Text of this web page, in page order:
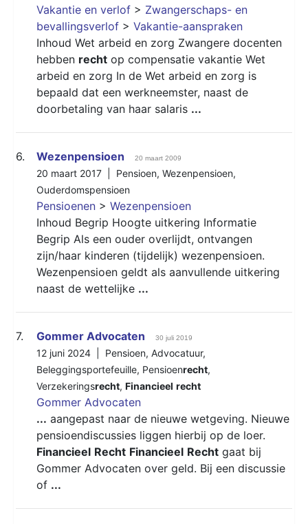
Vakantie en verlof > Zwangerschaps- en
bevallingsverlof > Vakantie-aanspraken
Inhoud Wet arbeid en zorg Zwangere docenten
hebben recht op compensatie vakantie Wet
arbeid en zorg In de Wet arbeid en zorg is
bepaald dat een werkneemster, naast de
doorbetaling van haar salaris ...
6. Wezenpensioen 20 maart 2009
20 maart 2017 | Pensioen, Wezenpensioen,
Ouderdomspensioen
Pensioenen > Wezenpensioen
Inhoud Begrip Hoogte uitkering Informatie
Begrip Als een ouder overlijdt, ontvangen
zijn/haar kinderen (tijdelijk) wezenpensioen.
Wezenpensioen geldt als aanvullende uitkering
naast de wettelijke ...
7. Gommer Advocaten 30 juli 2019
12 juni 2024 | Pensioen, Advocatuur,
Beleggingsportefeuille, Pensioenrecht,
Verzekeringsrecht, Financieel recht
Gommer Advocaten
... aangepast naar de nieuwe wetgeving. Nieuwe
pensioendiscussies liggen hierbij op de loer.
Financieel Recht Financieel Recht gaat bij
Gommer Advocaten over geld. Bij een discussie
of ...